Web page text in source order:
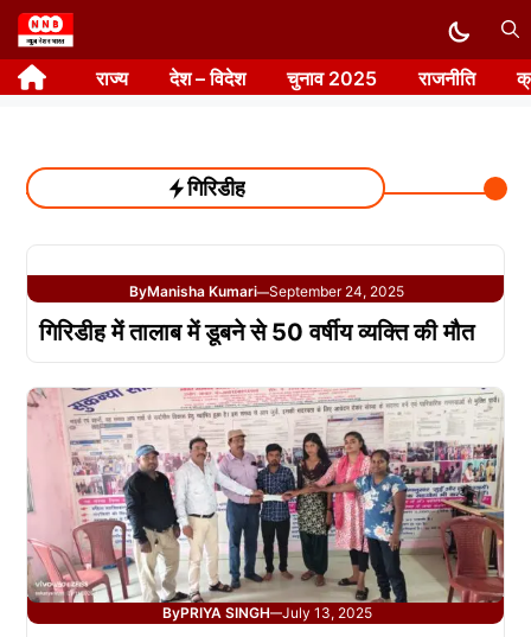
Skip
to
content राज्य देश – विदेश चुनाव 2025 राजनीति
गिरिडीह
ByManisha Kumari—September 24, 2025
गिरिडीह में तालाब में डूबने से 50 वर्षीय व्यक्ति की मौत
ByPRIYA SINGH—July 13, 2025